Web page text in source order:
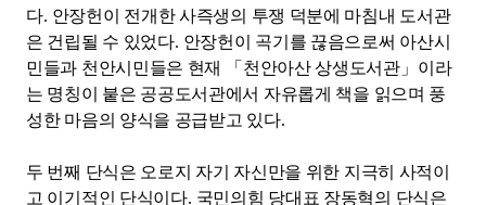
다. 안장헌이 전개한 사즉생의 투쟁 덕분에 마침내 도서관
은 건립될 수 있었다. 안장헌이 곡기를 끊음으로써 아산시
민들과 천안시민들은 현재
「 천안아산 상생도서관」 이라
는 명칭이 붙은 공공도서관에서 자유롭게 책을 읽으며 풍
성한 마음의 양식을 공급받고 있다.
두 번째 단식은 오로지 자기 자신만을 위한 지극히 사적이
고 이기적인 단식이다. 국민의힘 당대표 장동혁의 단식은